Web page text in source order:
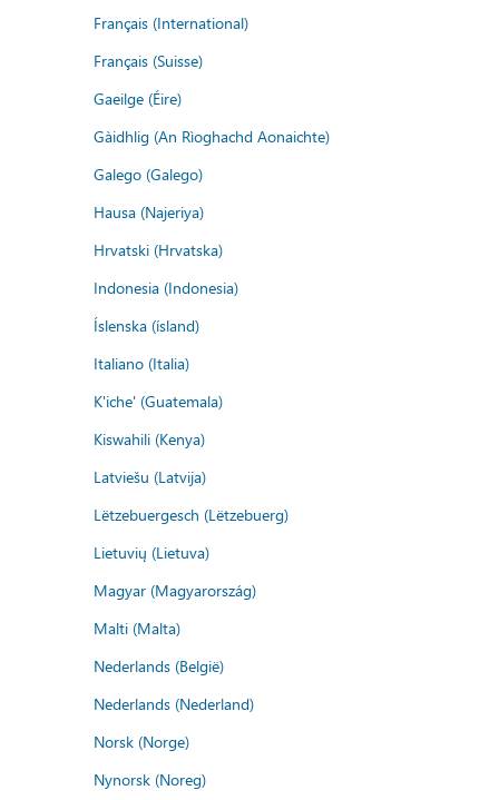
Français (International)
Français (Suisse)
Gaeilge (Éire)
Gàidhlig (An Rìoghachd Aonaichte)
Galego (Galego)
Hausa (Najeriya)
Hrvatski (Hrvatska)
Indonesia (Indonesia)
Íslenska (ísland)
Italiano (Italia)
K'iche' (Guatemala)
Kiswahili (Kenya)
Latviešu (Latvija)
Lëtzebuergesch (Lëtzebuerg)
Lietuvių (Lietuva)
Magyar (Magyarország)
Malti (Malta)
Nederlands (België)
Nederlands (Nederland)
Norsk (Norge)
Nynorsk (Noreg)